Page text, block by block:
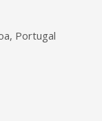
Portugal